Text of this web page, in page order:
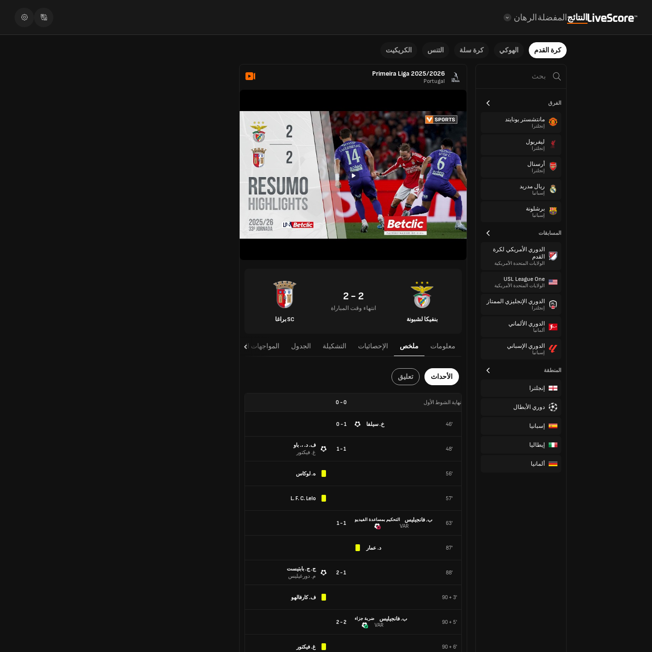
النتائجالمفضلةالرهان
كرة القدم الهوكي كرة سلة التنس الكريكيت
الفرق
مانتشستر يونايتد
إنجلترا
ليفربول
إنجلترا
أرسنال
إنجلترا
ريال مدريد
إسبانيا
برشلونة
إسبانيا
المسابقات
الدوري الأمريكي لكرة
القدم
الولايات المتحدة الأمريكية
USL League One
الولايات المتحدة الأمريكية
الدوري الإنجليزي الممتاز
إنجلترا
الدوري الألماني
ألمانيا
الدوري الإسباني
إسبانيا
المنطقة
إنجلترا
دوري الأبطال
إسبانيا
إيطاليا
ألمانيا
Primeira Liga 2025/2026
Portugal
بنفيكا لشبونة
2 - 2
انتهاء وقت المباراة
SC براغا
معلومات ملخص الإحصائيات التشكيلة الجدول المواجهات المباشرة
الأحداث تعليق
نهاية الشوط الأول 0
-
0
46' خ. سيلفا 1 - 0
48'
1 - 1
ف. د. ،. باو
غ. فيكتور
56' ه. لوكاس
57'
L. F. C. Lelo
63'
ب. فانجيليس
VAR
التحكيم بمساعدة الفيديو
1 - 1
87' د. عمار
88'
1 - 2
ج. ج. بابتيست
م. دورغيليس
90 + 3' ف. كارفالهو
90 + 5'
ب. فانجيليس
VAR
ضربة جزاء
2 - 2
90 + 6' غ. فيكتور